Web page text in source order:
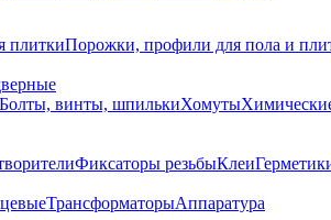
плиткиПорожки, профили для пола и
Болты, винты, шпилькиХомуты
Фиксаторы резьбыКлеи
ТрансформаторыАппаратура